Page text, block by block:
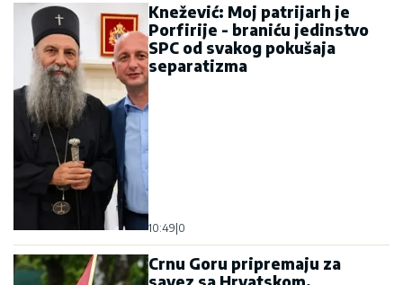
Knežević: Moj patrijarh je
Porfirije - braniću jedinstvo
SPC od svakog pokušaja
separatizma
10:49 0
Crnu Goru pripremaju za